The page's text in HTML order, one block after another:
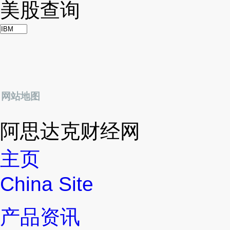
美股查询
网站地图
阿思达克财经网
主页
China Site
产品资讯